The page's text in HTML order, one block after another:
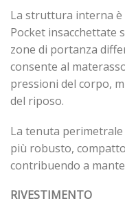
La struttura interna è
Pocket insacchettate
zone di portanza
consente al
pressioni del corpo,
del riposo.
La tenuta
più robusto,
contribuendo a
RIVESTIMENTO